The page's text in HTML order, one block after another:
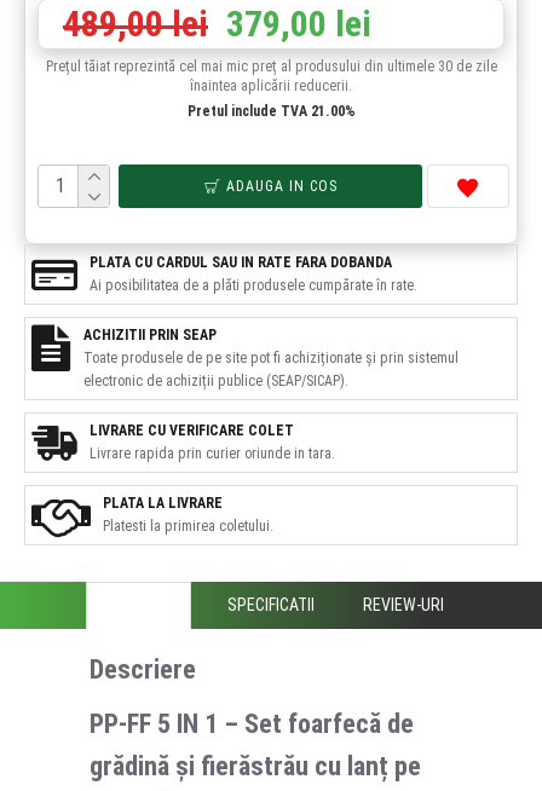
379,00 lei
489,00 lei
Prețul tăiat reprezintă cel mai mic preț al produsului din ultimele 30 de zile
înaintea aplicării reducerii.
Pretul include TVA 21.00%
ADAUGA IN COS
PLATA LA LIVRARE
Platesti la primirea coletului.
LIVRARE CU VERIFICARE COLET
Livrare rapida prin curier oriunde in tara.
PLATA CU CARDUL SAU IN RATE FARA DOBANDA
Ai posibilitatea de a plăti produsele cumpărate în rate.
ACHIZITII PRIN SEAP
Toate produsele de pe site pot fi achiziționate și prin sistemul
electronic de achiziții publice (SEAP/SICAP).
SPECIFICATII REVIEW-URI
Descriere
PP-FF 5 IN 1 – Set foarfecă de
grădină și fierăstrău cu lanț pe